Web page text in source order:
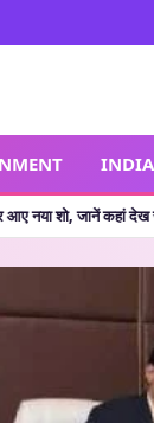
INDIA
देख सकते हैं•🔥 CJP